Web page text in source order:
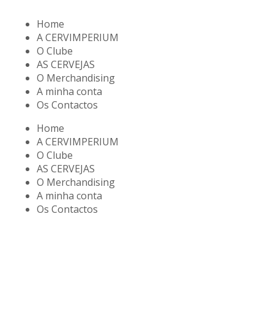
Home
A CERVIMPERIUM
O Clube
AS CERVEJAS
O Merchandising
A minha conta
Os Contactos
Home
A CERVIMPERIUM
O Clube
AS CERVEJAS
O Merchandising
A minha conta
Os Contactos